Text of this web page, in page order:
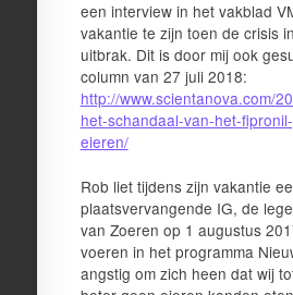
een interview in het vakblad
vakantie te zijn toen de crisis
uitbrak. Dit is door mij ook
column van 27 juli 2018:
http://www.scientanova.com/
het-schandaal-van-het-
eieren/
Rob liet tijdens zijn vakantie
plaatsvervangende IG, de
van Zoeren op 1 augustus
voeren in het programma
angstig om zich heen dat wij